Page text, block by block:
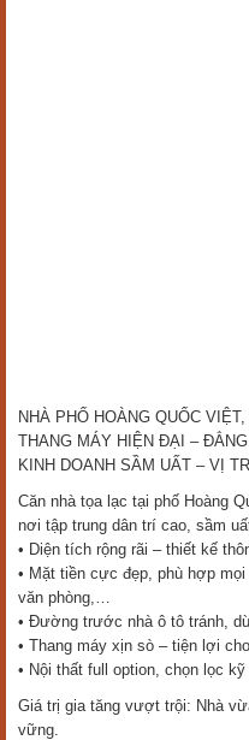
NHÀ PHỐ HOÀNG QUỐC
THANG MÁY HIỆN ĐẠI –
KINH DOANH SẦM UẤT – VỊ
Căn nhà tọa lạc tại phố Hoàng
nơi tập trung dân trí cao, sầm
• Diện tích rộng rãi – thiết kế
• Mặt tiền cực đẹp, phù hợp
văn phòng,…
• Đường trước nhà ô tô tránh,
• Thang máy xịn sò – tiện lợi
• Nội thất full option, chọn lọc
Giá trị gia tăng vượt trội: Nhà
vững.